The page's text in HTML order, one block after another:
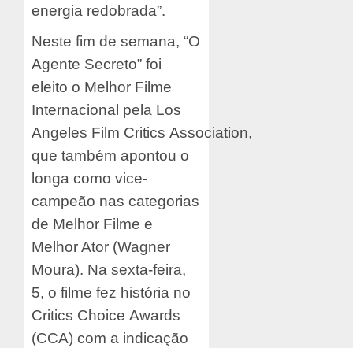
energia redobrada”.
Neste fim de semana, “O
Agente Secreto” foi
eleito o Melhor Filme
Internacional pela Los
Angeles Film Critics Association,
que também apontou o
longa como vice-
campeão nas categorias
de Melhor Filme e
Melhor Ator (Wagner
Moura). Na sexta-feira,
5, o filme fez história no
Critics Choice Awards
(CCA) com a indicação